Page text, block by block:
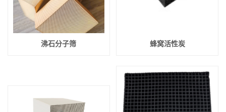
沸石分子筛 蜂窝活性炭